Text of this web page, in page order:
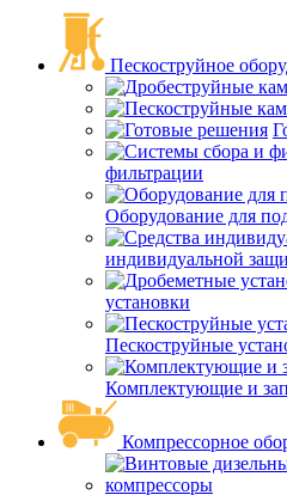
Пескоструйное
фильтрации
Оборудование для
индивидуальной
установки
Пескоструйные
Комплектующие и
Компрессорное